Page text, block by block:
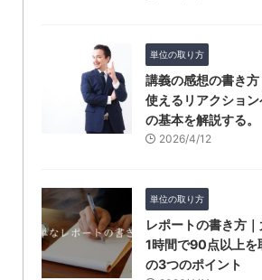
単位の取り方
講義の感想の書き
使えるリアクショ
の基本を解説する。
2026/4/12
単位の取り方
レポートの書き方
1時間で90点以上を
の3つのポイント